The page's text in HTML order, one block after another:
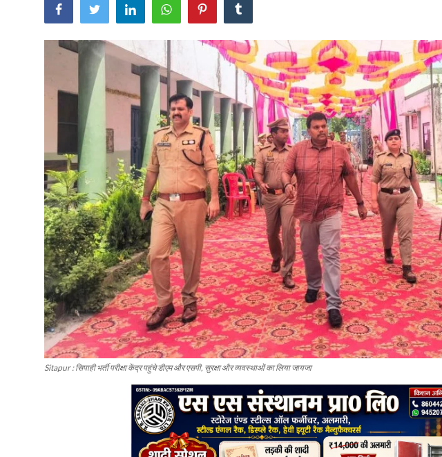
Sitapur : सिपाही भर्ती परीक्षा केंद्र पहुंचे डीएम और एसपी, सुरक्षा और व्यवस्थाओं का लिया जायजा